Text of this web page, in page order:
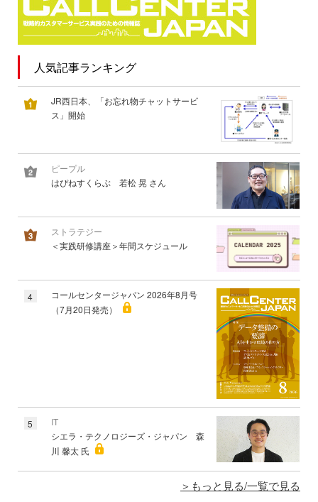
人気記事ランキング
JR西日本、「お忘れ物チャットサービ
ス」開始
ピープル
はぴねすくらぶ 若松 晃 さん
ストラテジー
＜実践研修講座＞年間スケジュール
4
コールセンタージャパン 2026年8月号
（7月20日発売）
5
IT
シエラ・テクノロジーズ・ジャパン 森
川 馨太 氏
もっと見る/一覧で見る